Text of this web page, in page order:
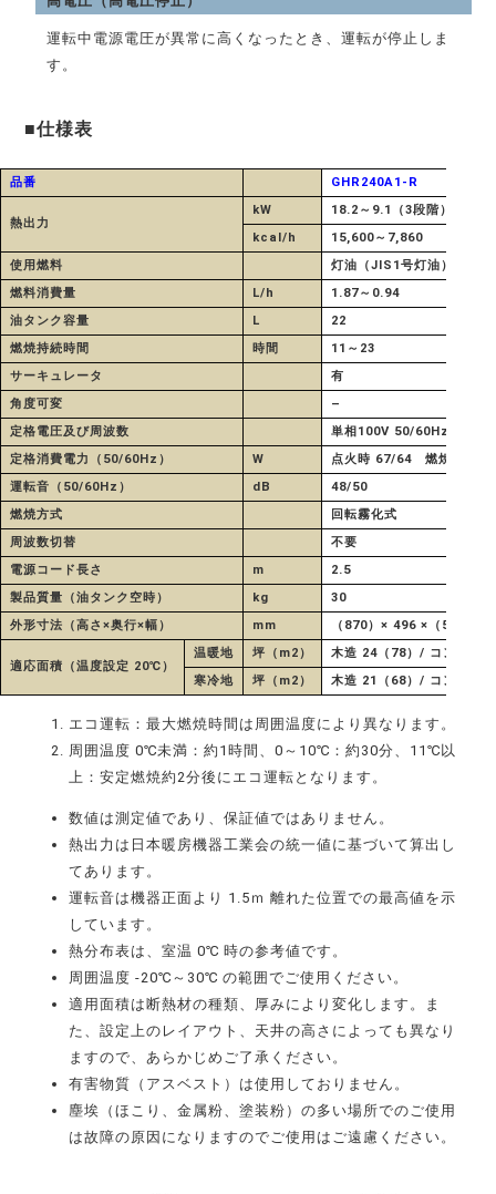
運転中電源電圧が異常に高くなったとき、運転が停止しま
す。
■仕様表
品番 GHR240A1-R
熱出力
kW
18.2～9.1（3段階）
kcal/h
15,600～7,860
使用燃料
灯油（JIS1号灯油）
燃料消費量
L/h
1.87～0.94
油タンク容量
L
22
燃焼持続時間
時間
11～23
サーキュレータ
有
角度可変
–
定格電圧及び周波数
単相100V 50/60Hz
定格消費電力（50/60Hz）
W
点火時 67/64 燃焼時 56/
運転音（50/60Hz）
dB
48/50
燃焼方式
回転霧化式
周波数切替
不要
電源コード長さ
m
2.5
製品質量（油タンク空時）
kg
30
外形寸法（高さ×奥行×幅）
mm （870）× 496 ×（504）
適応面積（温度設定 20℃）
温暖地 坪（m2）
木造 24（78）/ コンクリ
寒冷地
坪（m2） 木造 21（68）/ コンクリ
エコ運転：最大燃焼時間は周囲温度により異なります。
周囲温度 0℃未満：約1時間、0～10℃：約30分、11℃以
上：安定燃焼約2分後にエコ運転となります。
数値は測定値であり、保証値ではありません。
熱出力は日本暖房機器工業会の統一値に基づいて算出し
てあります。
運転音は機器正面より 1.5ｍ 離れた位置での最高値を示
しています。
熱分布表は、室温 0℃ 時の参考値です。
周囲温度 -20℃～30℃ の範囲でご使用ください。
適用面積は断熱材の種類、厚みにより変化します。ま
た、設定上のレイアウト、天井の高さによっても異なり
ますので、あらかじめご了承ください。
有害物質（アスベスト）は使用しておりません。
塵埃（ほこり、金属粉、塗装粉）の多い場所でのご使用
は故障の原因になりますのでご使用はご遠慮ください。